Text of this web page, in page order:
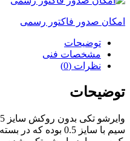
امکان صدور فاکتور رسمی
توضیحات
مشخصات فنی
نظرات (0)
توضیحات